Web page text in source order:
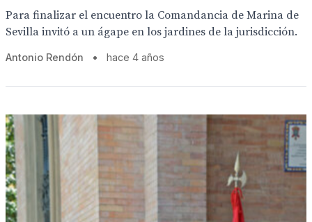
Para finalizar el encuentro la Comandancia de Marina de
Sevilla invitó a un ágape en los jardines de la jurisdicción.
Antonio Rendón • hace 4 años